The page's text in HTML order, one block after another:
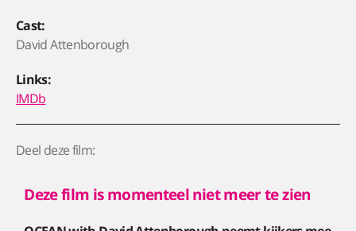
Cast:
David Attenborough
Links:
IMDb
Deel deze film:
Deze film is momenteel niet meer te zien